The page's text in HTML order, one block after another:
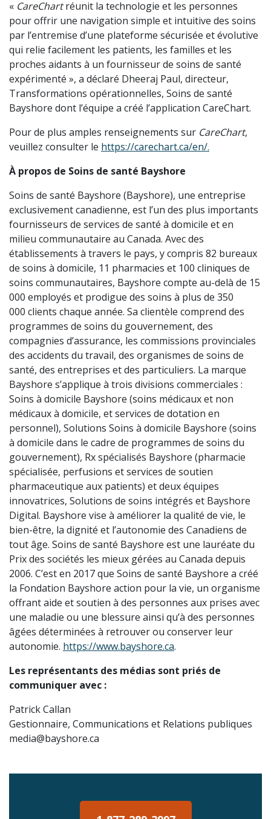
« CareChartréunit la technologie et les personnes
pour offrir une navigation simple et intuitive des soins
par l’entremise d’une plateforme sécurisée et évolutive
qui relie facilement les patients, les familles et les
proches aidants à un fournisseur de soins de santé
expérimenté », a déclaré Dheeraj Paul, directeur,
Transformations opérationnelles, Soins de santé
Bayshore dont l’équipe a créé l’application CareChart.
Pour de plus amples renseignements sur CareChart,
veuillez consulter le https://carechart.ca/en/.
À propos de Soins de santé Bayshore
Soins de santé Bayshore (Bayshore), une entreprise
exclusivement canadienne, est l’un des plus importants
fournisseurs de services de santé à domicile et en
milieu communautaire au Canada. Avec des
établissements à travers le pays, y compris 82 bureaux
de soins à domicile, 11 pharmacies et 100 cliniques de
soins communautaires, Bayshore compte au-delà de 15
000 employés et prodigue des soins à plus de 350
000 clients chaque année. Sa clientèle comprend des
programmes de soins du gouvernement, des
compagnies d’assurance, les commissions provinciales
des accidents du travail, des organismes de soins de
santé, des entreprises et des particuliers. La marque
Bayshore s’applique à trois divisions commerciales :
Soins à domicile Bayshore (soins médicaux et non
médicaux à domicile, et services de dotation en
personnel), Solutions Soins à domicile Bayshore (soins
à domicile dans le cadre de programmes de soins du
gouvernement), Rx spécialisés Bayshore (pharmacie
spécialisée, perfusions et services de soutien
pharmaceutique aux patients) et deux équipes
innovatrices, Solutions de soins intégrés et Bayshore
Digital. Bayshore vise à améliorer la qualité de vie, le
bien-être, la dignité et l’autonomie des Canadiens de
tout âge. Soins de santé Bayshore est une lauréate du
Prix des sociétés les mieux gérées au Canada depuis
2006. C’est en 2017 que Soins de santé Bayshore a créé
la Fondation Bayshore action pour la vie, un organisme
offrant aide et soutien à des personnes aux prises avec
une maladie ou une blessure ainsi qu’à des personnes
âgées déterminées à retrouver ou conserver leur
autonomie. https://www.bayshore.ca.
Les représentants des médias sont priés de
communiquer avec :
Patrick Callan
Gestionnaire, Communications et Relations publiques
media@bayshore.ca